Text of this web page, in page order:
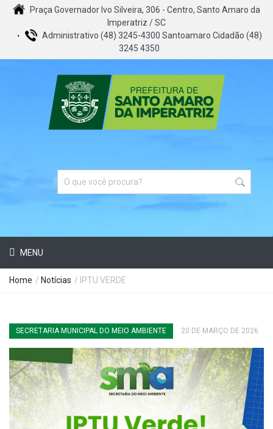
Praça Governador Ivo Silveira, 306 - Centro, Santo Amaro da
Imperatriz / SC
Administrativo (48) 3245-4300 Santoamaro Cidadão (48)
3245 4350
MENU
Home / Notícias / IPTU VERDE
SECRETARIA MUNICIPAL DO MEIO AMBIENTE 20 DE MARÇO DE 2026